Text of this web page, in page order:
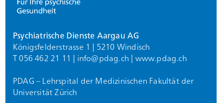
Psychiatrische Dienste Aargau AG
Königsfelderstrasse 1 | 5210 Windisch
T 056 462 21 11 | info@pdag.ch www.pdag.ch
PDAG – Lehrspital der Medizinischen Fakultät der
Universität Zürich